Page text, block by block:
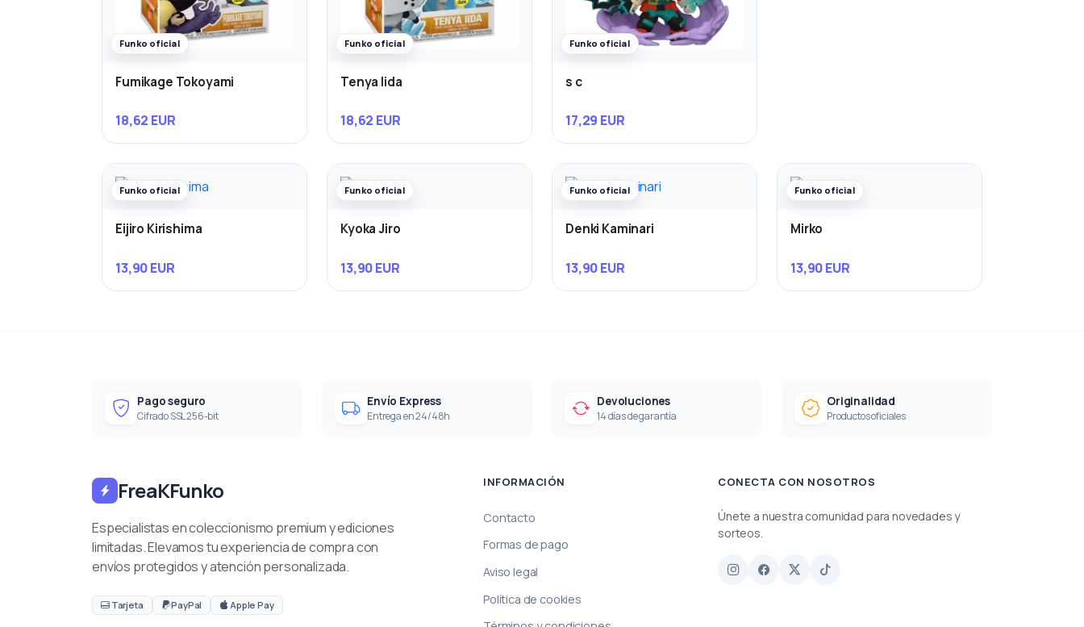
Funko oficial
Fumikage Tokoyami
18,62 EUR
Funko oficial
Tenya Iida
18,62 EUR
Funko oficial
s c
17,29 EUR
Funko oficial
Eijiro Kirishima
13,90 EUR
Funko oficial
Kyoka Jiro
13,90 EUR
Funko oficial
Denki Kaminari
13,90 EUR
Funko oficial
Mirko
13,90 EUR
Pago seguro
Cifrado SSL 256-bit
Envío Express
Entrega en 24/48h
Devoluciones
14 días de garantía
Originalidad
Productos oficiales
FreaKFunko
Especialistas en coleccionismo premium y ediciones
limitadas. Elevamos tu experiencia de compra con
envíos protegidos y atención personalizada.
Tarjeta PayPal Apple Pay
INFORMACIÓN
Contacto
Formas de pago
Aviso legal
Política de cookies
CONECTA CON NOSOTROS
Únete a nuestra comunidad para novedades y
sorteos.